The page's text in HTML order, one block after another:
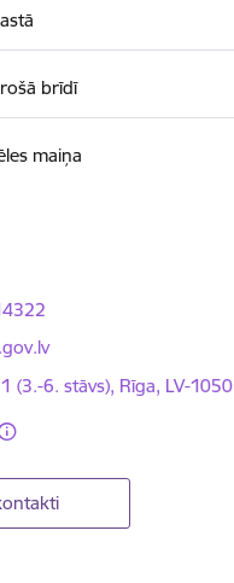
brīdī
maiņa
(3.-6. stāvs), Rīga, LV-1050